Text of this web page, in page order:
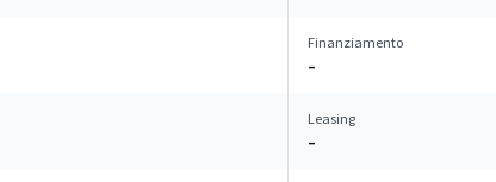
Finanziamento
–
Leasing
–